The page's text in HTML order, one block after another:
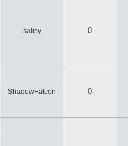
salisy 0
ShadowFalcon 0